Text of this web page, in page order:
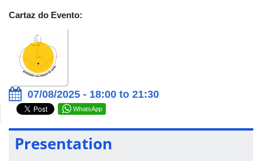
Cartaz do Evento:
07/08/2025 - 18:00 to 21:30
WhatsApp
Presentation